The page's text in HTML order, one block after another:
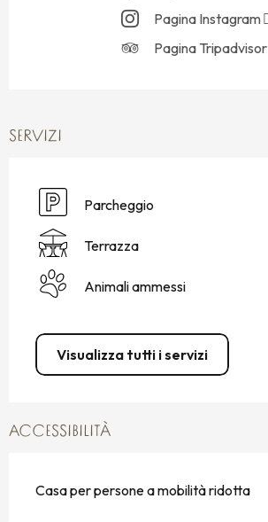
Pagina Instagram
Pagina Tripadvisor
SERVIZI
Parcheggio
Terrazza
Animali ammessi
Visualizza tutti i servizi
ACCESSIBILITÀ
Casa per persone a mobilità ridotta